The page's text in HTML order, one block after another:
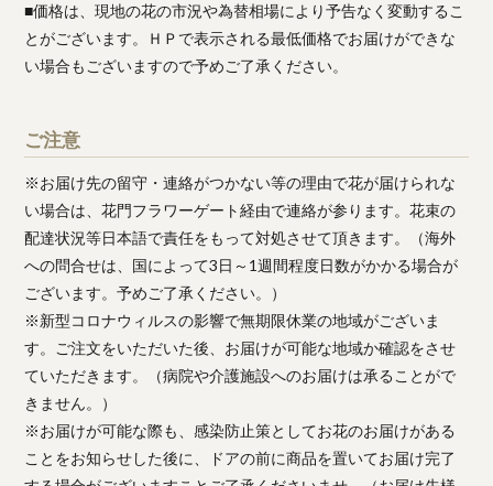
■価格は、現地の花の市況や為替相場により予告なく変動するこ
とがございます。ＨＰで表示される最低価格でお届けができな
い場合もございますので予めご了承ください。
ご注意
※お届け先の留守・連絡がつかない等の理由で花が届けられな
い場合は、花門フラワーゲート経由で連絡が参ります。花束の
配達状況等日本語で責任をもって対処させて頂きます。（海外
への問合せは、国によって3日～1週間程度日数がかかる場合が
ございます。予めご了承ください。）
※新型コロナウィルスの影響で無期限休業の地域がございま
す。ご注文をいただいた後、お届けが可能な地域か確認をさせ
ていただきます。（病院や介護施設へのお届けは承ることがで
きません。）
※お届けが可能な際も、感染防止策としてお花のお届けがある
ことをお知らせした後に、ドアの前に商品を置いてお届け完了